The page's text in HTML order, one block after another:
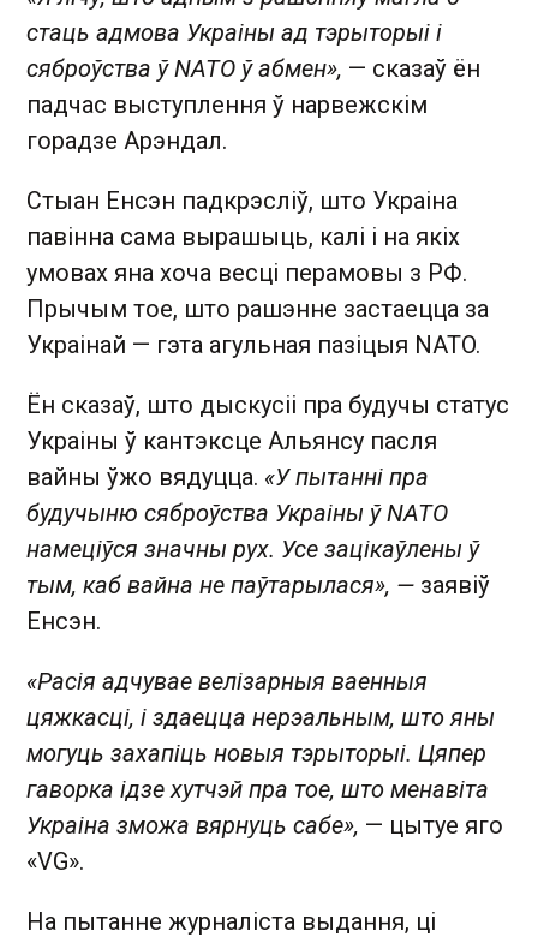
стаць адмова Украіны ад тэрыторыі і
сяброўства ў NATO ў абмен», — сказаў ён
падчас выступлення ў нарвежскім
горадзе Арэндал.
Стыан Енсэн падкрэсліў, што Украіна
павінна сама вырашыць, калі і на якіх
умовах яна хоча весці перамовы з РФ.
Прычым тое, што рашэнне застаецца за
Украінай — гэта агульная пазіцыя NATO.
Ён сказаў, што дыскусіі пра будучы статус
Украіны ў кантэксце Альянсу пасля
вайны ўжо вядуцца. «У пытанні пра
будучыню сяброўства Украіны ў NATO
намеціўся значны рух. Усе зацікаўлены ў
тым, каб вайна не паўтарылася», — заявіў
Енсэн.
«Расія адчувае велізарныя ваенныя
цяжкасці, і здаецца нерэальным, што яны
могуць захапіць новыя тэрыторыі. Цяпер
гаворка ідзе хутчэй пра тое, што менавіта
Украіна зможа вярнуць сабе», — цытуе яго
«VG».
На пытанне журналіста выдання, ці